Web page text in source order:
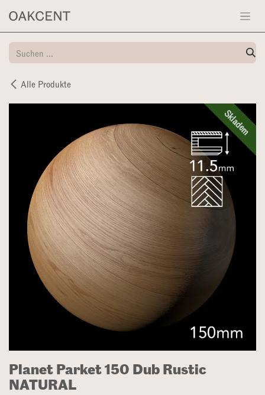
Alle Produkte
Skladem
Planet Parket 150 Dub Rustic
NATURAL